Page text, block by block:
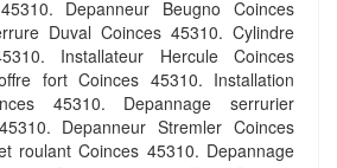
Depanneur Beugno Coinces
Duval Coinces 45310. Cylindre
Installateur Hercule Coinces
fort Coinces 45310. Installation
45310. Depannage serrurier
Depanneur Stremler Coinces
roulant Coinces 45310. Depannage